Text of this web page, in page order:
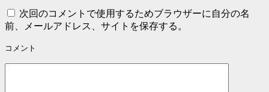
ョ
次回のコメントで使用するためブラウザーに自分の名
前、メールアドレス、サイトを保存する。
コメント